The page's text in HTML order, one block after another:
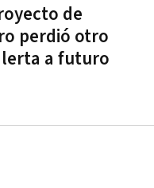
de
perdió otro
a futuro